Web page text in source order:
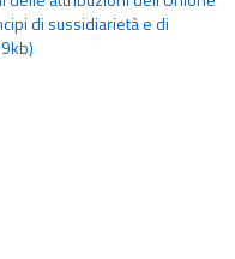
di sussidiarietà e di